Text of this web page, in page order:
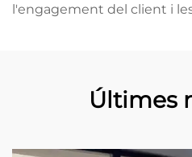
l'engagement del client i
Últimes